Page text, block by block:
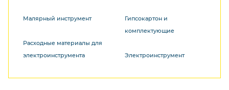
Малярный инструмент
Расходные материалы для
электроинструмента
Гипсокартон и
комплектующие
Электроинструмент